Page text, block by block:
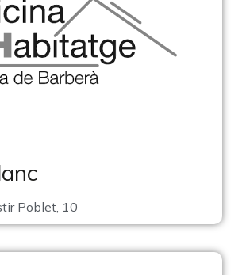
Poblet, 10